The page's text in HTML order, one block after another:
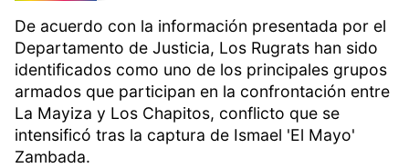
De acuerdo con la información presentada por el
Departamento de Justicia, Los Rugrats han sido
identificados como uno de los principales grupos
armados que participan en la confrontación entre
La Mayiza y Los Chapitos, conflicto que se
intensificó tras la captura de Ismael 'El Mayo'
Zambada.